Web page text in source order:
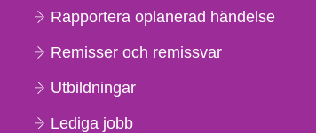
Rapportera oplanerad händelse
Remisser och remissvar
Utbildningar
Lediga jobb